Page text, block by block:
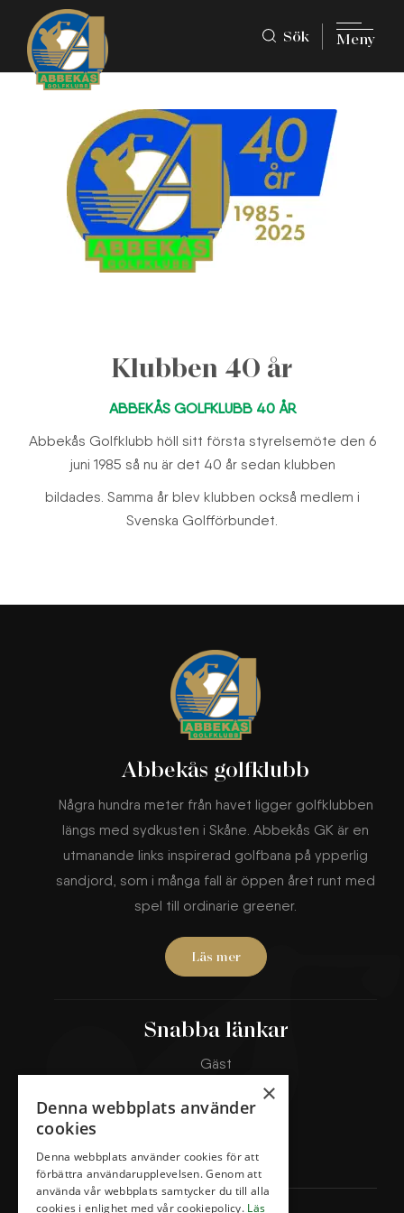
Sök Meny
Klubben 40 år
ABBEKÅS GOLFKLUBB 40 ÅR
Abbekås Golfklubb höll sitt första styrelsemöte den 6
juni 1985 så nu är det 40 år sedan klubben
bildades. Samma år blev klubben också medlem i
Svenska Golfförbundet.
Snabba länkar
Gäst
Boka starttid
Restaurang & Hotell
Abbekås golfklubb
Några hundra meter från havet ligger golfklubben
längs med sydkusten i Skåne. Abbekås GK är en
utmanande links inspirerad golfbana på ypperlig
sandjord, som i många fall är öppen året runt med
spel till ordinarie greener.
Läs mer
×
Denna webbplats använder
cookies
Denna webbplats använder cookies för att
förbättra användarupplevelsen. Genom att
använda vår webbplats samtycker du till alla
cookies i enlighet med vår cookiepolicy. Läs